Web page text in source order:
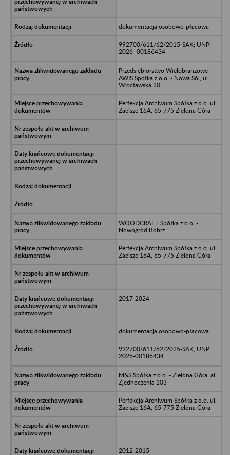
dokumentacja osobowo-płacowa
992700/611/62/2015-SAK; UNP:
2026- 00186434
Przedsiębiorstwo Wielobranżowe
AWIS Spółka z o.o. - Nowa Sól, ul.
Wrocławska 20
Perfekcja Archiwum Spółka z o.o. ul.
Zacisze 16A, 65-775 Zielona Góra
WOODCRAFT Spółka z o.o. -
Nowogród Bobrz.
Perfekcja Archiwum Spółka z o.o. ul.
Zacisze 16A, 65-775 Zielona Góra
2017-2024
dokumentacja osobowo-płacowa
992700/611/62/2025-SAK; UNP:
2026-00186434
M&S Spółka z o.o. - Zielona Góra, al.
Zjednoczenia 103
Perfekcja Archiwum Spółka z o.o. ul.
Zacisze 16A, 65-775 Zielona Góra
2012-2015